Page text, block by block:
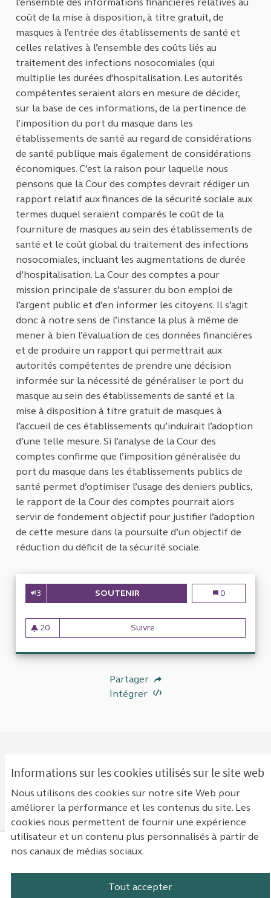
Informations sur les cookies utilisés sur le site web
Nous utilisons des cookies sur notre site Web pour
améliorer la performance et les contenus du site. Les
cookies nous permettent de fournir une expérience
utilisateur et un contenu plus personnalisés à partir de
nos canaux de médias sociaux.
Tout accepter
coût de la mise à disposition, à titre gratuit, de
masques à l’entrée des établissements de santé et
celles relatives à l’ensemble des coûts liés au
traitement des infections nosocomiales (qui
multiplie les durées d'hospitalisation. Les autorités
compétentes seraient alors en mesure de décider,
sur la base de ces informations, de la pertinence de
l’imposition du port du masque dans les
établissements de santé au regard de considérations
de santé publique mais également de considérations
économiques. C’est la raison pour laquelle nous
pensons que la Cour des comptes devrait rédiger un
rapport relatif aux finances de la sécurité sociale aux
termes duquel seraient comparés le coût de la
fourniture de masques au sein des établissements de
santé et le coût global du traitement des infections
nosocomiales, incluant les augmentations de durée
d’hospitalisation. La Cour des comptes a pour
mission principale de s’assurer du bon emploi de
l’argent public et d’en informer les citoyens. Il s’agit
donc à notre sens de l’instance la plus à même de
mener à bien l’évaluation de ces données financières
et de produire un rapport qui permettrait aux
autorités compétentes de prendre une décision
informée sur la nécessité de généraliser le port du
masque au sein des établissements de santé et la
mise à disposition à titre gratuit de masques à
l’accueil de ces établissements qu’induirait l’adoption
d’une telle mesure. Si l’analyse de la Cour des
comptes confirme que l’imposition généralisée du
port du masque dans les établissements publics de
santé permet d’optimiser l’usage des deniers publics,
le rapport de la Cour des comptes pourrait alors
servir de fondement objectif pour justifier l’adoption
de cette mesure dans la poursuite d’un objectif de
réduction du déficit de la sécurité sociale.
3 SOUTENIRDISCUSSION DU COÛT DE LA
Discussion du
0
20
20 abonnés
Suivre
Partager
Intégrer
0 COMMENTAIRE
Classement par : Les plus anciens
Mentions légales
Paramètres des cookies